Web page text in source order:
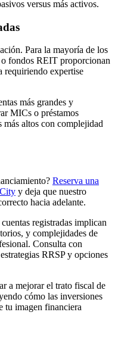
versus más activos.
Para la mayoría de los
fondos REIT proporcionan
expertise
más grandes y
MICs o préstamos
altos con complejidad
Reserva una
y deja que nuestro
hacia adelante.
registradas implican
y complejidades de
Consulta con
RRSP y opciones
a mejorar el trato fiscal de
cómo las inversiones
tu imagen financiera